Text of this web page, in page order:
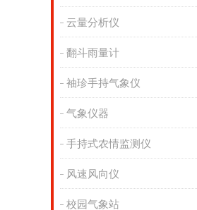
云量分析仪
翻斗雨量计
袖珍手持气象仪
气象仪器
手持式农情监测仪
风速风向仪
校园气象站